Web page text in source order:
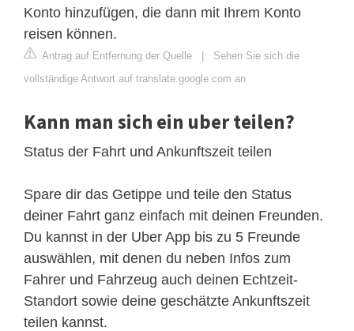
Konto hinzufügen, die dann mit Ihrem Konto
reisen können.
Antrag auf Entfernung der Quelle
Sehen Sie sich die
vollständige Antwort auf translate.google.com an
Kann man sich ein uber teilen?
Status der Fahrt und Ankunftszeit teilen
Spare dir das Getippe und teile den Status
deiner Fahrt ganz einfach mit deinen Freunden.
Du kannst in der Uber App bis zu 5 Freunde
auswählen, mit denen du neben Infos zum
Fahrer und Fahrzeug auch deinen Echtzeit-
Standort sowie deine geschätzte Ankunftszeit
teilen kannst.